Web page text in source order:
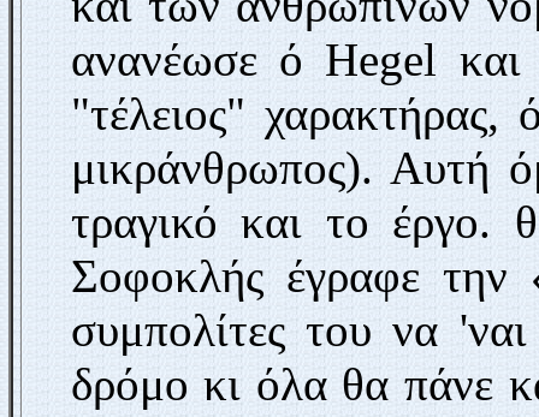
ανανέωσε όHegel
"τέλειος" χαρακτήρας,
μικράνθρωπος). Αυτή
τραγικό και το έργο.
Σοφοκλής έγρα­φε την
συμπολίτες του να
δρόμο κι όλα θα πάνε